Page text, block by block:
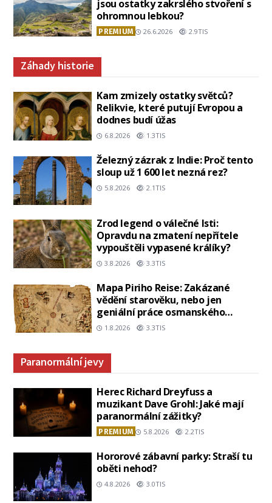
jsou ostatky zakrslého stvoření s
ohromnou lebkou?
PREMIUM 26.6.2026 2.9TIS
Záhady historie
Kam zmizely ostatky světců?
Relikvie, které putují Evropou a
dodnes budí úžas
6.8.2026 1.3TIS
Železný zázrak z Indie: Proč tento
sloup už 1 600 let nezná rez?
5.8.2026 2.1TIS
Zrod legend o válečné lsti:
Opravdu na zmatení nepřítele
vypouštěli vypasené králíky?
3.8.2026 3.3TIS
Mapa Piriho Reise: Zakázané
vědění starověku, nebo jen
geniální práce osmanského
admirála?
1.8.2026 3.3TIS
Paranormální jevy
Herec Richard Dreyfuss a
muzikant Dave Grohl: Jaké mají
paranormální zážitky?
PREMIUM 5.8.2026 2.2TIS
Hororové zábavní parky: Straší tu
oběti nehod?
4.8.2026 3.0TIS